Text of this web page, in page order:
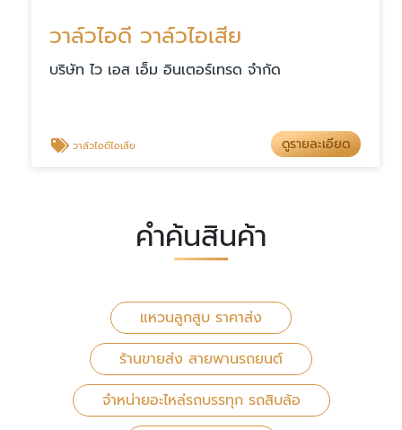
วาล์วไอดี วาล์วไอเสีย
บริษัท ไว เอส เอ็ม อินเตอร์เทรด จำกัด
วาล์วไอดีไอเสีย ดูรายละเอียด
คำค้นสินค้า
แหวนลูกสูบ ราคาส่ง
ร้านขายส่ง สายพานรถยนต์
จำหน่ายอะไหล่รถบรรทุก รถสิบล้อ